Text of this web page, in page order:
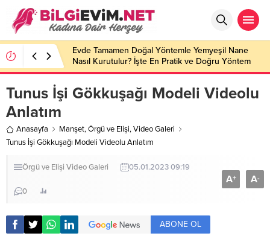
Evde Tamamen Doğal Yöntemle Yemyeşil Nane
Nasıl Kurutulur? İşte En Pratik ve Doğru Yöntem
Tunus İşi Gökkuşağı Modeli Videolu
Anlatım
Anasayfa Manşet,Örgü ve Elişi,Video Galeri
Tunus İşi Gökkuşağı Modeli Videolu Anlatım
Örgü ve Elişi Video Galeri 05.01.2023 09:19
0
A+ A-
ABONE OL